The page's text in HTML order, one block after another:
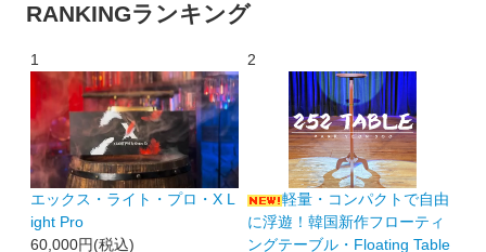
RANKINGランキング
1
エックス・ライト・プロ・X L
ight Pro
60,000円(税込)
2
軽量・コンパクトで自由
に浮遊！韓国新作フローティ
ングテーブル・Floating Table